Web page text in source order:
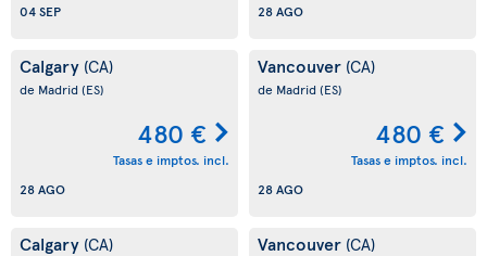
04 SEP
28 AGO
Calgary (CA)
de Madrid(ES)
480 €
Tasas e imptos. incl.
28 AGO
Vancouver (CA)
de Madrid(ES)
480 €
Tasas e imptos. incl.
28 AGO
Calgary (CA) Vancouver (CA)